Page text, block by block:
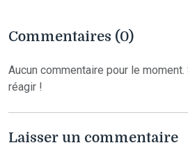
Commentaires (0)
Aucun commentaire pour le
réagir !
Laisser un commentaire